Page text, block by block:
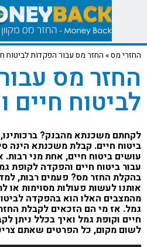
מס» החזר מס עבור הפקדות לביטוח חיים
מס עבור
חיים
משכנתא מהבנק? ברכותינו,
חיים. קבלת משכנתא הינה
ביטוח חיים, אחת מני רבות.
ביטוח חיים והפקדה לקופת גמל
החזר מס? פעמים רבות,
לעשות פעולות מסוימות או
האלו הוא בהפקדה לביטוח
אז מי הם הזכאים לקבלת החזר מס
וקופת גמל ואיך בכלל ניתן
מקום, כל הפרטים שאתם צריכים